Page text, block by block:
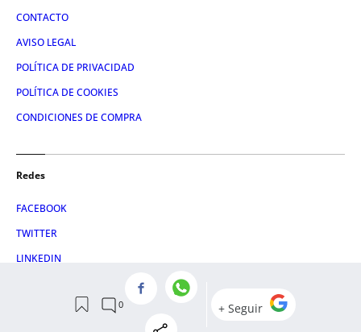
CONTACTO
AVISO LEGAL
POLÍTICA DE PRIVACIDAD
POLÍTICA DE COOKIES
CONDICIONES DE COMPRA
Redes
FACEBOOK
TWITTER
LINKEDIN